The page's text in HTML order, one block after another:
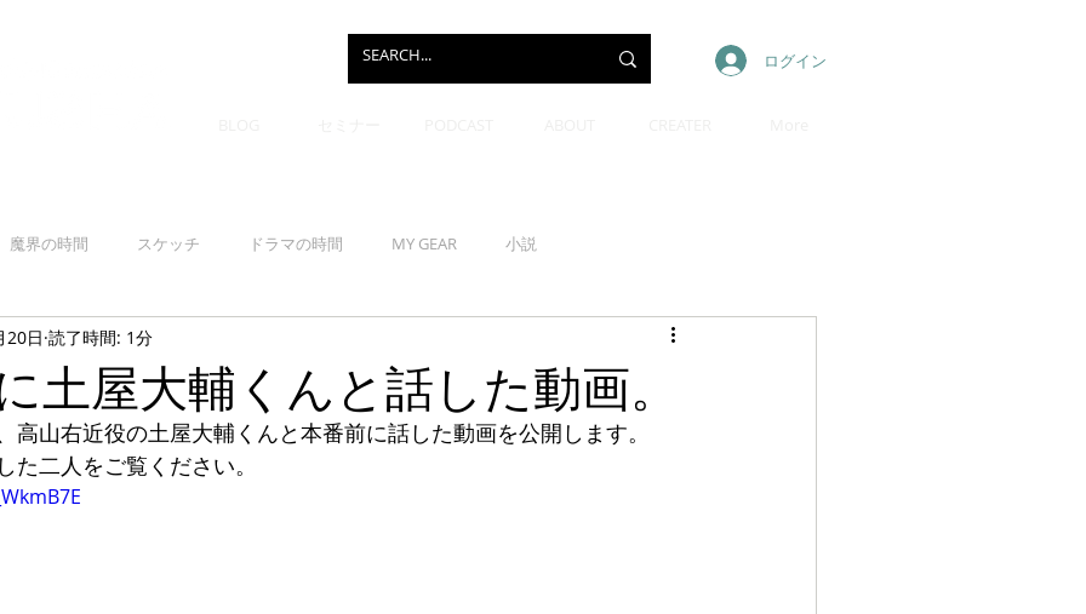
ログイン
魔界の時間 スケッチ ドラマの時間 MY GEAR 小説
土屋大輔くんと話した動画。
20日 読了時間: 1分
高山右近役の土屋大輔くんと本番前に話した動画を公開します。
た二人をご覧ください。